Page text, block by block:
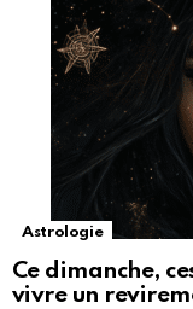
Astrologie
Ce dimanche,
vivre un